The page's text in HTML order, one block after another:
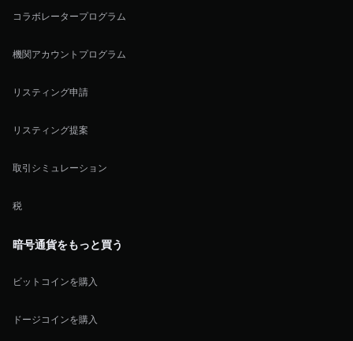
コラボレータープログラム
機関アカウントプログラム
リスティング申請
リスティング提案
取引シミュレーション
税
暗号通貨をもっと買う
ビットコインを購入
ドージコインを購入